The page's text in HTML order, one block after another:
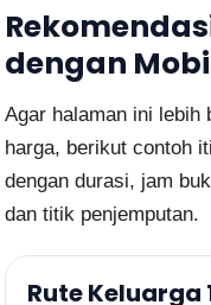
dengan
Agar halaman ini lebih
harga, berikut contoh
dengan durasi, jam
dan titik penjemputan.
Rute Keluarga